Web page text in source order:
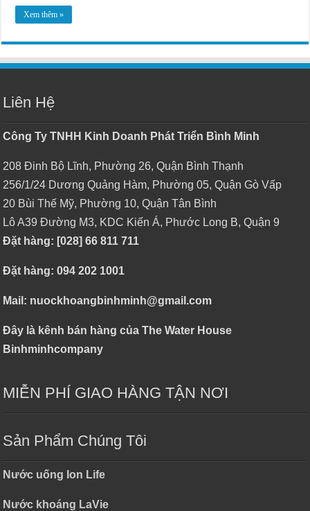
Xem thêm »
Liên Hệ
Công Ty TNHH Kinh Doanh Phát Triển Bình Minh
208 Đinh Bộ Lĩnh, Phường 26, Quận Bình Thạnh
256/1/24 Dương Quảng Hàm, Phường 05, Quận Gò Vấp
20 Bùi Thế Mỹ, Phường 10, Quận Tân Bình
Lô A39 Đường M3, KDC Kiến Á, Phước Long B, Quận 9
Đặt hàng: [028] 66 811 711
Đặt hàng: 094 202 1001
Mail: nuockhoangbinhminh@gmail.com
Đây là kênh bán hàng của The Water House
Binhminhcompany
MIỄN PHÍ GIAO HÀNG TẬN NƠI
Sản Phẩm Chúng Tôi
Nước uống Ion Life
Nước khoáng LaVie